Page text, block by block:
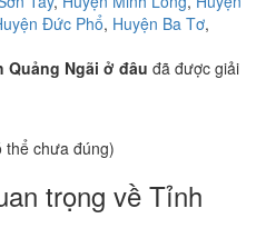
Đức Phổ, Huyện Ba Tơ,
Quảng Ngãi ở đâu đã được giải
thể chưa đúng)
trọng về Tỉnh